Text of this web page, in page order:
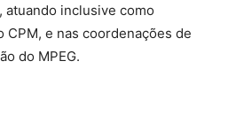
atuando inclusive como
e nas coordenações de
do MPEG.